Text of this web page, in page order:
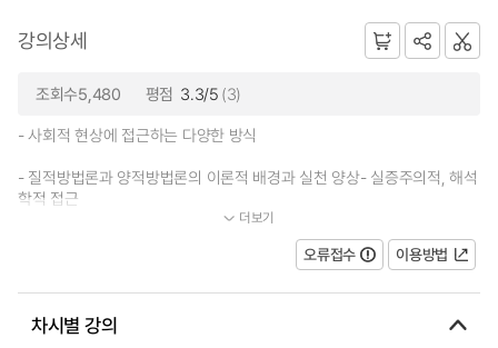
강의상세
조회수5,480 평점 3.3/5 (3)
- 사회적 현상에 접근하는 다양한 방식
- 질적방법론과 양적방법론의 이론적 배경과 실천 양상- 실증주의적, 해석
학적 접근
더보기
오류접수 이용방법
차시별 강의